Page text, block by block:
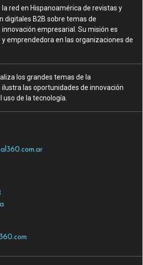
la red en Hispanoamérica de revistas y
digitales B2B sobre temas de
empresarial. Su misión es
emprendedora en las organizaciones de
los grandes temas de la
las oportunidades de innovación
de la tecnología.